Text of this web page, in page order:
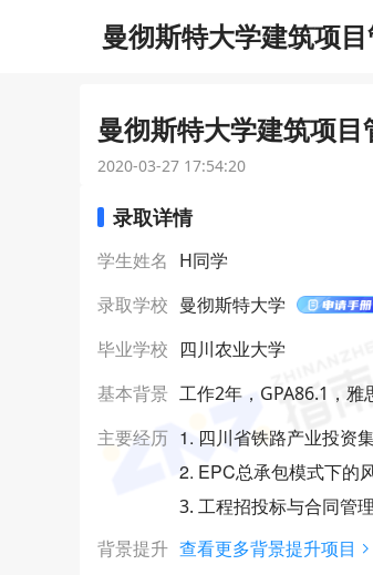
曼彻斯特大学建筑项
曼彻斯特大学建筑项
2020-03-27 17:54:20
录取详情
学生姓名 H同学
录取学校 曼彻斯特大学
毕业学校 四川农业大学
基本背景 工作2年，GPA86.1，雅
主要经历 1. 四川省铁路产业投资
2. EPC总承包模式下的
3. 工程招投标与合同管
背景提升 查看更多背景提升项目